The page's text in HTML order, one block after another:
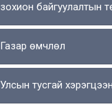
зохион байгуулалтын
Газар өмчлөл
Улсын тусгай